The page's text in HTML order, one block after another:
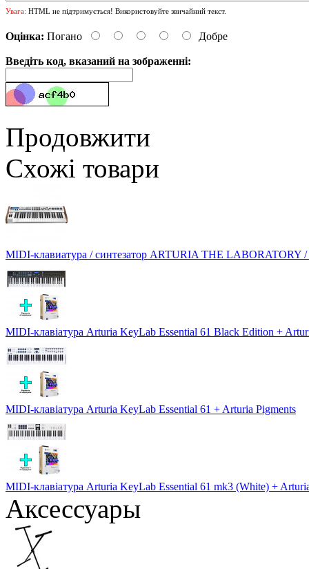
Увага: HTML не підтримується! Використовуйте звичайний текст.
Оцінка: Погано Добре
Введіть код, вказаний на зображенні:
Продовжити
Схожі товари
MIDI-клавиатура / синтезатор ARTURIA THE LABORATORY /
MIDI-клавіатура Arturia KeyLab Essential 61 Black Edition +
MIDI-клавіатура Arturia KeyLab Essential 61 + Arturia Pigments
MIDI-клавіатура Arturia KeyLab Essential 61 mk3 (White) +
Аксессуары